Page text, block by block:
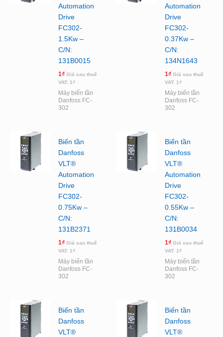
Automation
Drive
FC302-
1.5Kw –
C/N:
131B0015
1₫ Giá sau thuế
VAT: 1₫
Máy biến tần
Danfoss FC-
302
Automation
Drive
FC302-
0.37Kw –
C/N:
134N1643
1₫ Giá sau thuế
VAT: 1₫
Máy biến tần
Danfoss FC-
302
Biến tần
Danfoss
VLT®
Automation
Drive
FC302-
0.75Kw –
C/N:
131B2371
1₫ Giá sau thuế
VAT: 1₫
Máy biến tần
Danfoss FC-
302
Biến tần
Danfoss
VLT®
Automation
Drive
FC302-
0.55Kw –
C/N:
131B0034
1₫ Giá sau thuế
VAT: 1₫
Máy biến tần
Danfoss FC-
302
Biến tần
Danfoss
VLT®
Biến tần
Danfoss
VLT®